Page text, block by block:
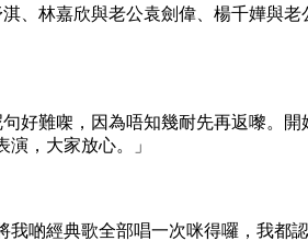
、林嘉欣與老公袁劍偉、楊千嬅與
好難㗎，因為唔知幾耐先再返嚟。開
，大家放心。」
啲經典歌全部唱一次咪得囉，我都